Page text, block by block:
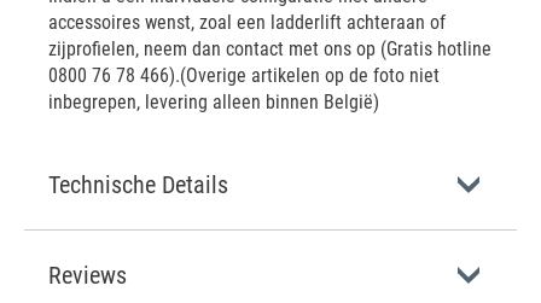
accessoires wenst, zoal een ladderlift achteraan of
zijprofielen, neem dan contact met ons op (Gratis hotline
0800 76 78 466).(Overige artikelen op de foto niet
inbegrepen, levering alleen binnen België)
Technische Details
Reviews